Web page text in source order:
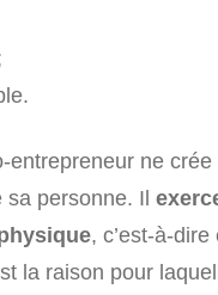
entrepreneur ne crée
sa personne. Il
, c’est-à-
la raison pour